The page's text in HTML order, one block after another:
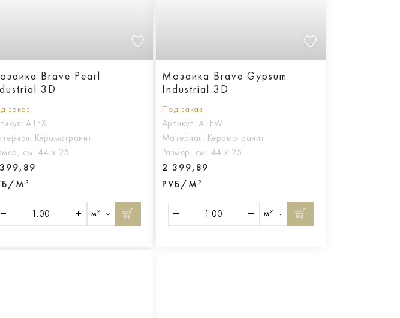
Brave Pearl
3D
заказ
A1FX
Керамогранит
см: 44 х 25
М²
м²
Мозаика Brave Gypsum
Industrial 3D
Под заказ
Артикул: A1FW
Материал: Керамогранит
Размер, см: 44 х 25
2 399,89
РУБ/М²
м²